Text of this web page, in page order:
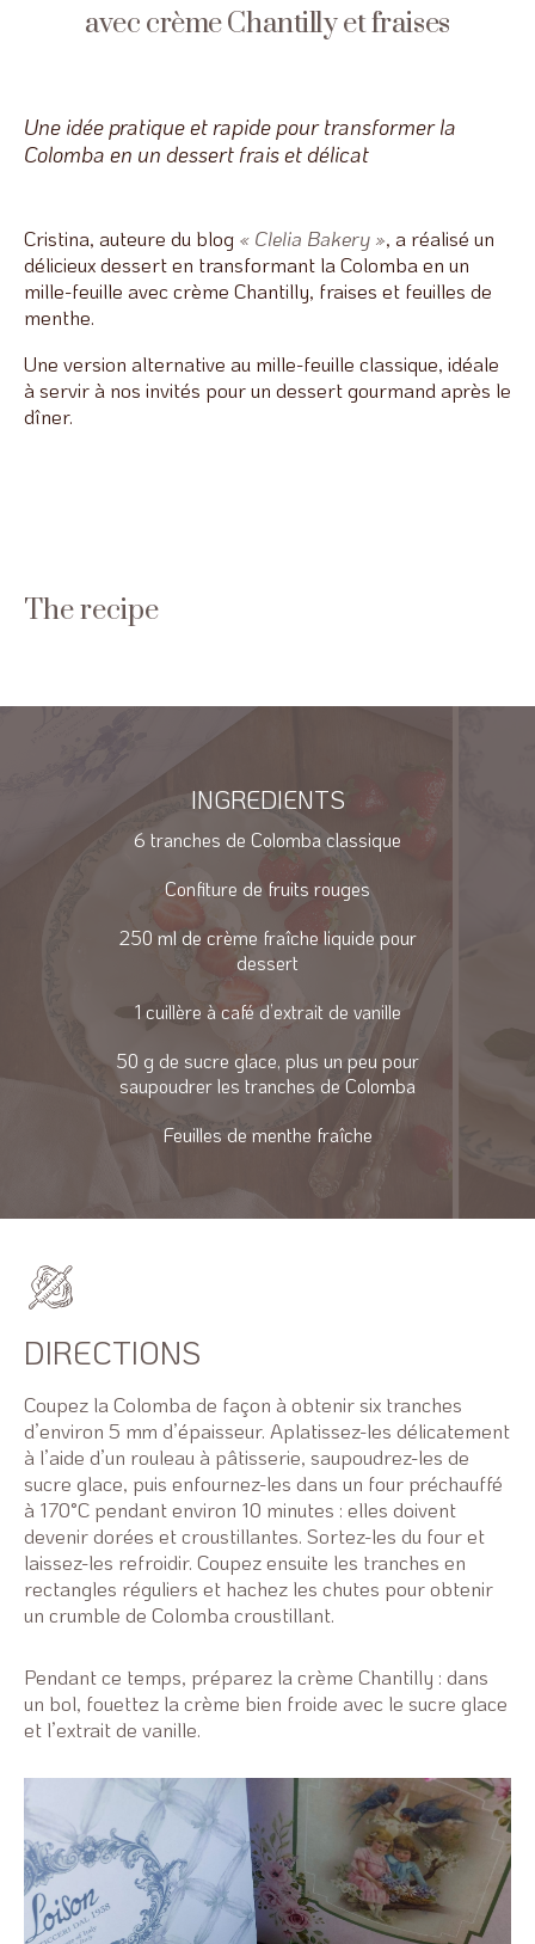
avec crème Chantilly et fraises
Une idée pratique et rapide pour transformer la
Colomba en un dessert frais et délicat
Cristina, auteure du blog « Clelia Bakery », a réalisé un
délicieux dessert en transformant la Colomba en un
mille-feuille avec crème Chantilly, fraises et feuilles de
menthe.
Une version alternative au mille-feuille classique, idéale
à servir à nos invités pour un dessert gourmand après le
dîner.
The recipe
INGREDIENTS
6 tranches de Colomba classique
Confiture de fruits rouges
250 ml de crème fraîche liquide pour
dessert
1 cuillère à café d’extrait de vanille
50 g de sucre glace, plus un peu pour
saupoudrer les tranches de Colomba
Feuilles de menthe fraîche
DIRECTIONS
Coupez la Colomba de façon à obtenir six tranches
d’environ 5 mm d’épaisseur. Aplatissez-les délicatement
à l’aide d’un rouleau à pâtisserie, saupoudrez-les de
sucre glace, puis enfournez-les dans un four préchauffé
à 170°C pendant environ 10 minutes : elles doivent
devenir dorées et croustillantes. Sortez-les du four et
laissez-les refroidir. Coupez ensuite les tranches en
rectangles réguliers et hachez les chutes pour obtenir
un crumble de Colomba croustillant.
Pendant ce temps, préparez la crème Chantilly : dans
un bol, fouettez la crème bien froide avec le sucre glace
et l’extrait de vanille.